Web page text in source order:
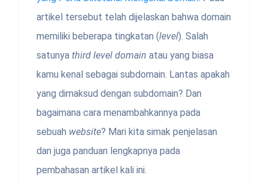
artikel tersebut telah dijelaskan bahwa domain
memiliki beberapa tingkatan (level). Salah
satunya third level domain atau yang biasa
kamu kenal sebagai subdomain. Lantas apakah
yang dimaksud dengan subdomain? Dan
bagaimana cara menambahkannya pada
sebuah website? Mari kita simak penjelasan
dan juga panduan lengkapnya pada
pembahasan artikel kali ini.